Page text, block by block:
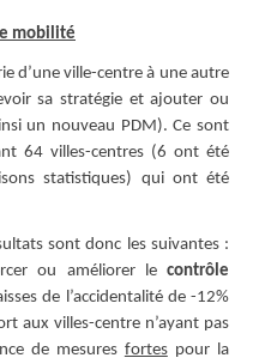
mobilité
d’une ville-centre à une autre
sa stratégie et ajouter ou
un nouveau PDM). Ce sont
64 villes-centres (6 ont été
statistiques) qui ont été
sont donc les suivantes :
ou améliorer lecontrôle
de l’accidentalité de -12%
aux villes-centre n’ayant pas
de mesures fortespour la